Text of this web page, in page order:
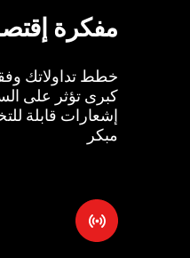
مفكرة
خطط تداولاتك
كبرى تؤثر على
إشعارات قابلة
مبكر